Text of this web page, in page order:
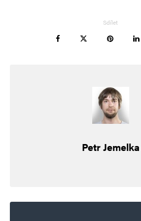
Webová
Informujte mě o nových komentářích e-mailem.
Sdílet
Petr Jemelka